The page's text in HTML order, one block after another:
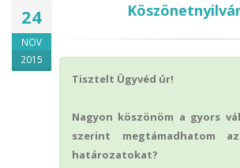
24
NOV
2015
Tisztelt Ügyvéd úr!
Nagyon köszönöm a gyors
szerint megtámadhatom
határozatokat?